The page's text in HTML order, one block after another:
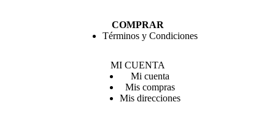
COMPRAR
Términos y Condiciones
MI CUENTA
Mi cuenta
Mis compras
Mis direcciones